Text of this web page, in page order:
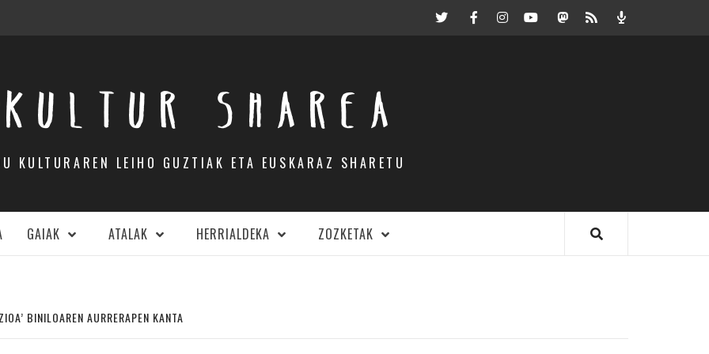
TwitterFacebookInstagramYoutubeMastodon.eus
RSS Podcast
KULTUR SHAREA
KULTURAREN LEIHO GUZTIAK ETA EUSKARAZ SHARETU
GAIAK ATALAK HERRIALDEKA ZOZKETAK
BINILOAREN AURRERAPEN KANTA